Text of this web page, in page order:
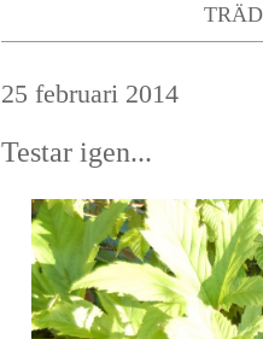
25 februari 2014
Testar igen...